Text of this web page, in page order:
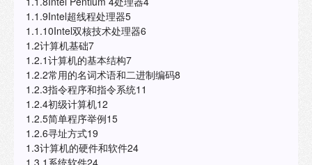
1.1.9Intel超线程处理器5
1.1.10Intel双核技术处理器6
1.2计算机基础7
1.2.1计算机的基本结构7
1.2.2常用的名词术语和二进制编码8
1.2.3指令程序和指令系统11
1.2.4初级计算机12
1.2.5简单程序举例15
1.2.6寻址方式19
1.3计算机的硬件和软件24